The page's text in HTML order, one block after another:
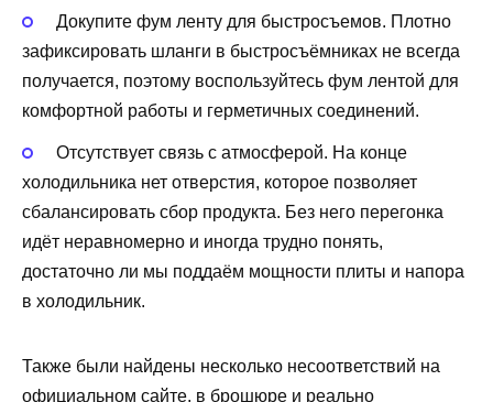
Докупите фум ленту для быстросъемов. Плотно
зафиксировать шланги в быстросъёмниках не всегда
получается, поэтому воспользуйтесь фум лентой для
комфортной работы и герметичных соединений.
Отсутствует связь с атмосферой. На конце
холодильника нет отверстия, которое позволяет
сбалансировать сбор продукта. Без него перегонка
идёт неравномерно и иногда трудно понять,
достаточно ли мы поддаём мощности плиты и напора
в холодильник.
Также были найдены несколько несоответствий на
официальном сайте, в брошюре и реально